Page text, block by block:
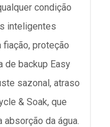
condição
inteligentes
proteção
de backup Easy
sazonal, atraso
& Soak, que
da água.